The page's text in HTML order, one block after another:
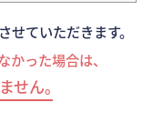
ていただきます。
った場合は、
せん｡